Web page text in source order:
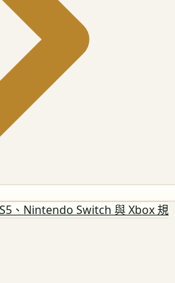
、Nintendo Switch 與 Xbox 規